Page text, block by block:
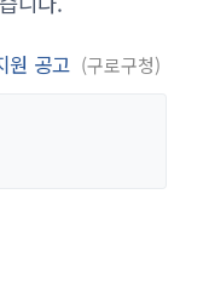
원 공고 구로구청